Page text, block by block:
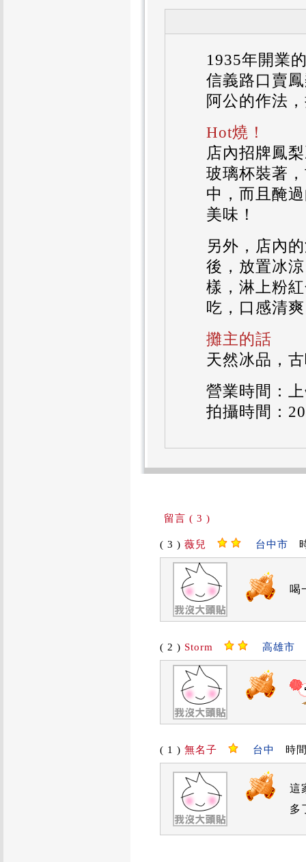
1935年開業
信義路口賣
阿公的作法
Hot燒！
店內招牌鳳
玻璃杯裝著
中，而且醃
美味！
另外，店內
後，放置冰
樣，淋上粉
吃，口感清
攤主的話
天然冰品，
營業時間：
拍攝時間：
留言 ( 3 )
( 3 ) 薇兒 台中市
喝
( 2 ) Storm 高雄市
( 1 ) 無名子 台中 時間
這
多